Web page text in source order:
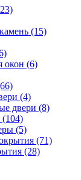
(15)
окон (6)
(4)
двери (8)
(104)
(5)
(71)
(28)